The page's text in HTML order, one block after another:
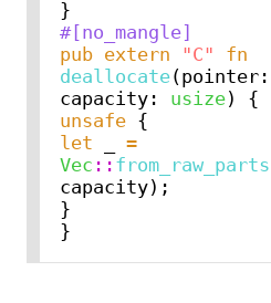
#[no_mangle]
pub extern "C"
fn
deallocate(pointer:
capacity: usize
unsafe
let
=
Vec :: from_raw_parts
capacity);
}